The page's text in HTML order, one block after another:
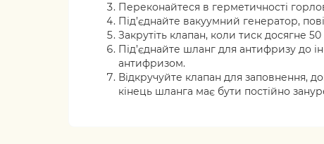
Переконайтеся в герметичності
Під’єднайте вакуумний генератор,
Закрутіть клапан, коли тиск досягне
Під’єднайте шланг для антифризу до
антифризом.
Відкручуйте клапан для заповнення,
кінець шланга має бути постійно